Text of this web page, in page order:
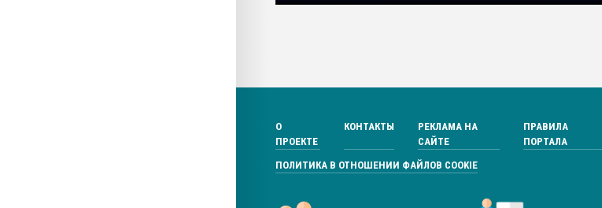
О
ПРОЕКТЕ
КОНТАКТЫ
РЕКЛАМА НА
САЙТЕ
ПРАВИЛА
ПОРТАЛА
ПОЛИТИКА В ОТНОШЕНИИ ФАЙЛОВ COOKIE